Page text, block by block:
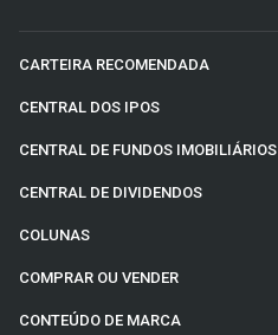
CARTEIRA RECOMENDADA
CENTRAL DOS IPOS
CENTRAL DE FUNDOS IMOBILIÁRIOS
CENTRAL DE DIVIDENDOS
COLUNAS
COMPRAR OU VENDER
CONTEÚDO DE MARCA